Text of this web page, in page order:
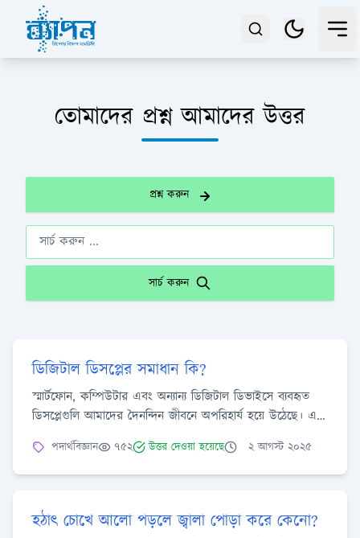
তোমাদের প্রশ্ন আমাদের উত্তর
প্রশ্ন করুন
সার্চ করুন
ডিজিটাল ডিসপ্লের সমাধান কি?
স্মার্টফোন, কম্পিউটার এবং অন্যান্য ডিজিটাল ডিভাইসে ব্যবহৃত
ডিসপ্লেগুলি আমাদের দৈনন্দিন জীবনে অপরিহার্য হয়ে উঠেছে। এই
ডিভাইসগুলোর স্ক্রিন থেকে নির্গত আলো আমাদের চোখের উপর
কীভাবে প্রভাব ফেলে? এই প্রভাব কমানোর জন্য কী কী প্রযুক্তিগত
সমাধান বর্তমানে বিদ্যমান বা ভবিষ্যতে কী কী নতুন ধারণা আসতে
পদার্থবিজ্ঞান ৭৫২ উত্তর দেওয়া হয়েছে ২ আগস্ট ২০২৫
হঠাৎ চোখে আলো পড়লে জ্বালা পোড়া করে কেনো?